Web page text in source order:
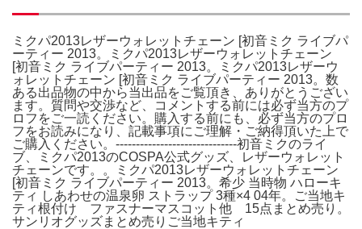
ミクパ2013レザーウォレットチェーン [初音ミク ライブパ
ーティー 2013。ミクパ2013レザーウォレットチェーン
[初音ミク ライブパーティー 2013。ミクパ2013レザーウ
ォレットチェーン [初音ミク ライブパーティー 2013。数
ある出品物の中から当出品をご覧頂き、ありがとうござい
ます。質問や交渉など、コメントする前には必ず当方のプ
ロフをご一読ください。購入する前にも、必ず当方のプロ
フをお読みになり、記載事項にご理解・ご納得頂いた上で
ご購入ください。------------------------------初音ミクのライ
ブ、ミクパ2013のCOSPA公式グッズ、レザーウォレット
チェーンです。。ミクパ2013レザーウォレットチェーン
[初音ミク ライブパーティー 2013。希少 当時物 ハローキ
ティ しあわせの温泉卵 ストラップ 3種×4 04年。ご当地キ
ティ根付け ファスナーマスコット他 15点まとめ売り。
サンリオグッズまとめ売りご当地キティ